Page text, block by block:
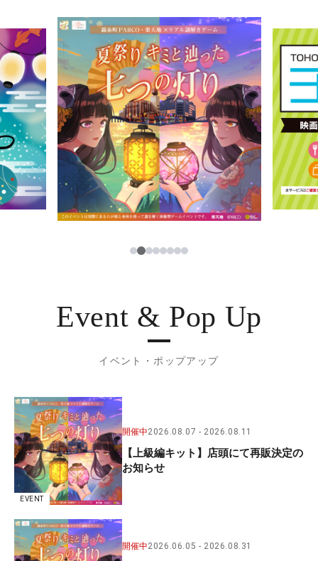
ニュース
レストラン・カフェ
TAX FREE
PARCOメンバーズ
JP
한국어
ภาษาไทย
日本語
1234567
Event & Pop Up
イベント・ポップアップ
EVENT
開催中2026.08.07 2026.08.11
【上級編キット】店頭にて再販決定の
お知らせ
開催中2026.06.05 2026.08.31